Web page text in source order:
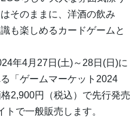
そのままに、洋酒の飲み
も楽しめるカードゲームと
年4月27日(土)～28日(日)に
「ゲームマーケット2024
2,900円（税込）で先行発売
で一般販売します。